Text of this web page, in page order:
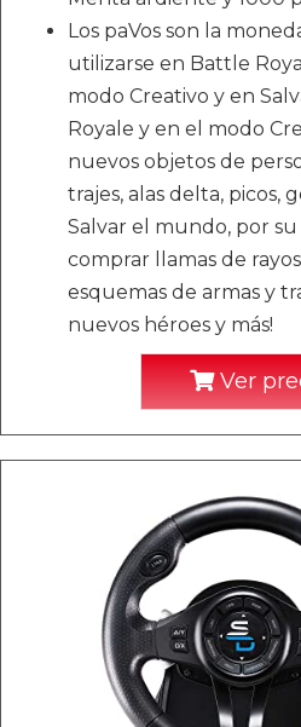
Los paVos son la
utilizarse en Battle
modo Creativo y en
Royale y en el modo
nuevos objetos de
trajes, alas delta, picos,
Salvar el mundo, por
comprar llamas de
esquemas de armas y
nuevos héroes y más!
Ver